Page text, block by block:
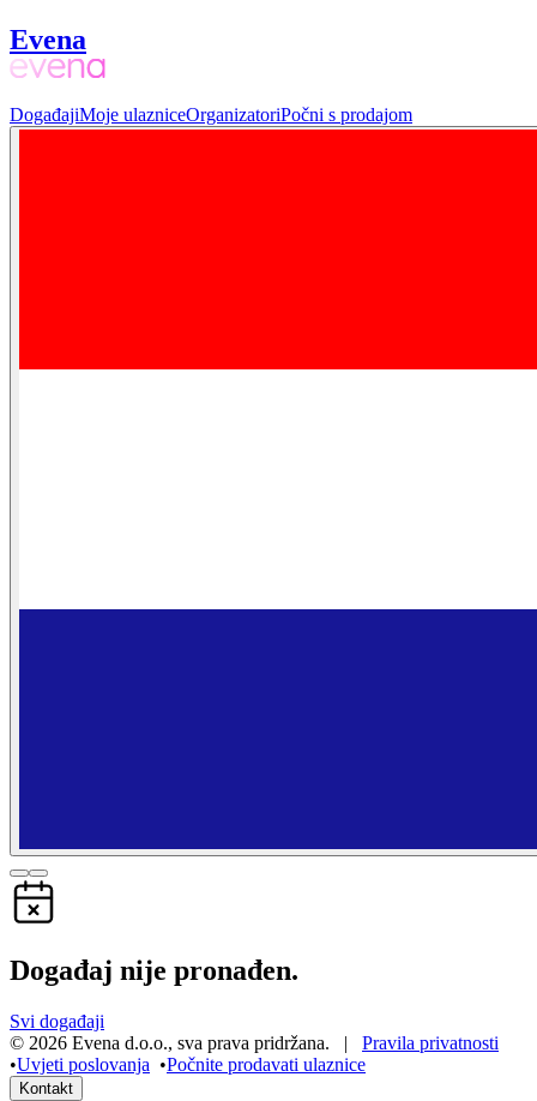
Evena
DogađajiMoje ulazniceOrganizatoriPočni s prodajom
Događaj nije pronađen.
Svi događaji
© 2026 Evena d.o.o., sva prava pridržana. | Pravila privatnosti
•Uvjeti poslovanja •Počnite prodavati ulaznice
Kontakt